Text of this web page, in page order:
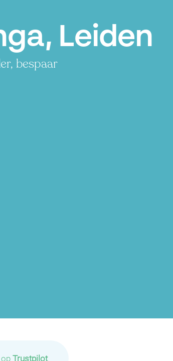
Leiden
bespaar
Trustpilot